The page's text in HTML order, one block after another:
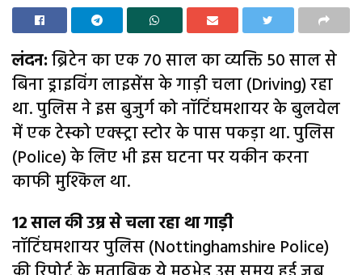
लंदन:ब्रिटेन का एक 70 साल का व्यक्ति 50 साल से
बिना ड्राइविंग लाइसेंस के गाड़ी चला (Driving) रहा
था. पुलिस ने इस बुजुर्ग को नॉटिंघमशायर के बुलवेल
में एक टेस्को एक्स्ट्रा स्टोर के पास पकड़ा था. पुलिस
(Police) के लिए भी इस घटना पर यकीन करना
काफी मुश्किल था.
12 साल की उम्र से चला रहा था गाड़ी
नॉटिंघमशायर पुलिस (Nottinghamshire Police)